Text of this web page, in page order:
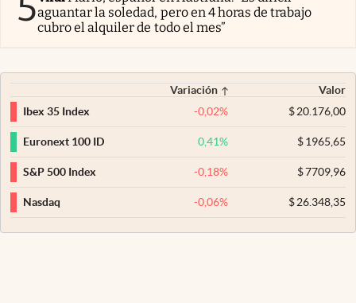
aguantar la soledad, pero en 4 horas de trabajo
cubro el alquiler de todo el mes”
Variación
Valor
Ibex 35 Index
-0,02% $20.176,00
Euronext 100 ID 0,41% $1965,65
S&P 500 Index -0,18% $7709,96
Nasdaq -0,06% $26.348,35